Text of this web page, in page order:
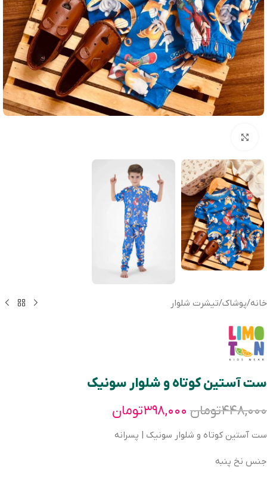
خانه/پوشاک/تیشرت شلوار
ست آستین کوتاه و شلوار سونیک
۴۴۸,۰۰۰تومان ۳۹۸,۰۰۰تومان
ست آستین کوتاه و شلوار سونیک | پسرانه
جنس نخ پنبه